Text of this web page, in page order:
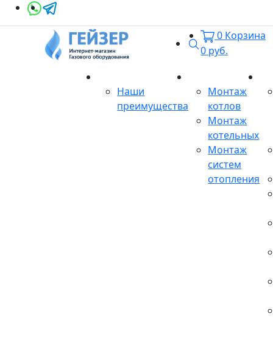
Поиск
0 Корзина
0 руб.
Наши
преимущества
Монтаж
котлов
Монтаж
котельных
Монтаж
систем
отопления